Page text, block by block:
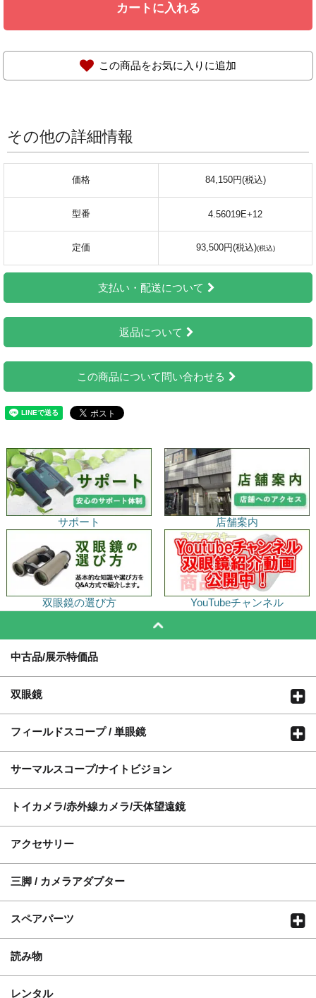
カートに入れる
この商品をお気に入りに追加
その他の詳細情報
価格 84,150円(税込)
型番 4.56019E+12
定価 93,500円(税込)
支払い・配送について
返品について
この商品について問い合わせる
サポート 店舗案内
双眼鏡の選び方 YouTubeチャンネル
中古品/展示特価品
双眼鏡
フィールドスコープ / 単眼鏡
サーマルスコープ/ナイトビジョン
トイカメラ/赤外線カメラ/天体望遠鏡
アクセサリー
三脚 / カメラアダプター
スペアパーツ
読み物
レンタル